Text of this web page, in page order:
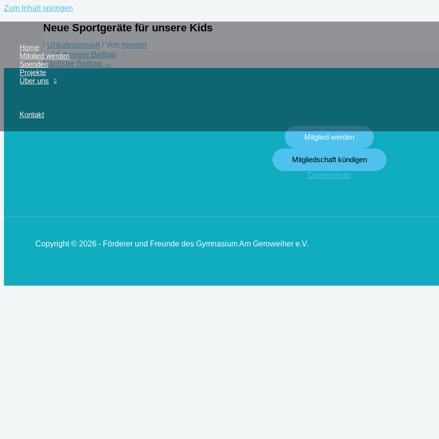
Zum Inhalt springen
Home
Mitglied werden
Spenden
Projekte
Über uns
Kontakt
Neue Sportgeräte für unsere Kids
/ Unkategorisiert / Von meister
←Vorheriger Beitrag
Nächster Beitrag →
Mitglied werden
Mitgliedschaft kündigen
Datenschutz
Copyright © 2026 - Förderer und Freunde des Gymnasium Am Geroweiher e.V.